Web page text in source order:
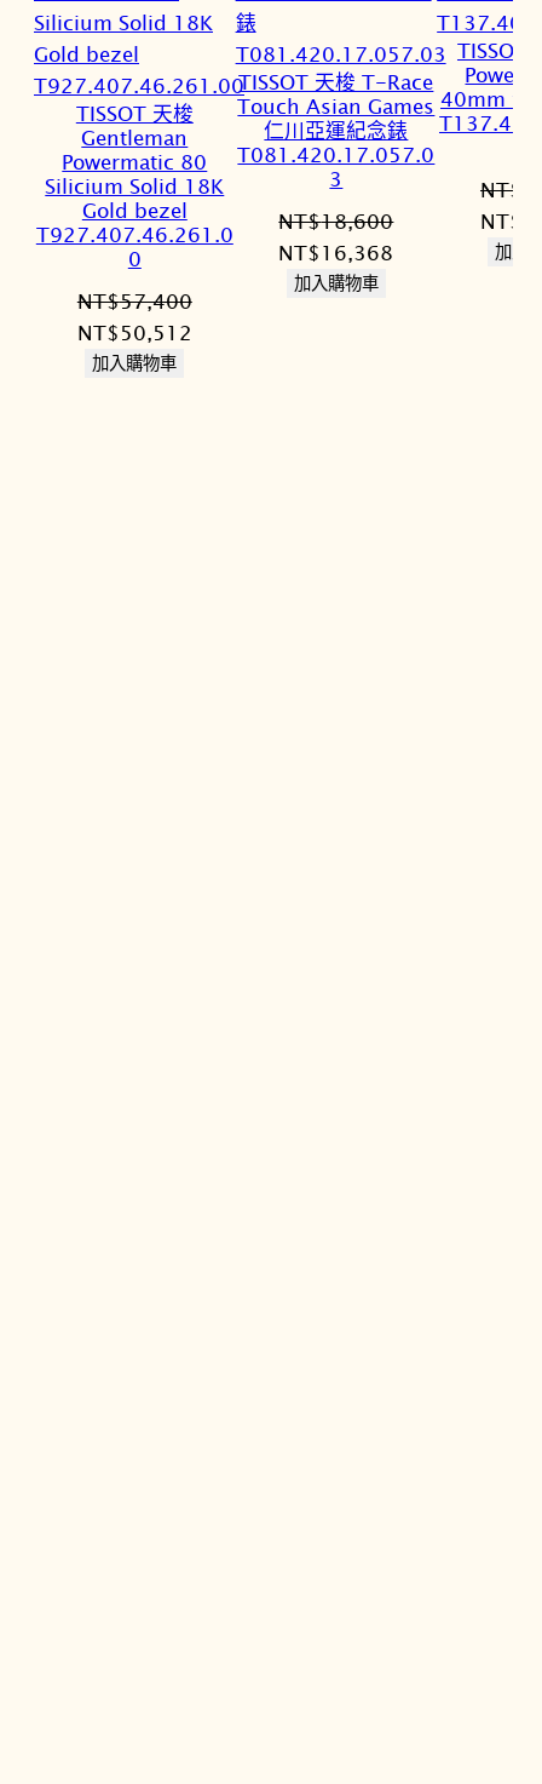
TISSOT 天梭
Gentleman
Powermatic 80
Silicium Solid 18K
Gold bezel
T927.407.46.261.0
0
NT$57,400
原
始
NT$50,512
加入購物車
TISSOT 天梭 T-Race
Touch Asian Games
仁川亞運紀念錶
T081.420.17.057.0
3
NT$18,600
原
始
NT$16,368
加入購物車
TISSOT
40mm 海
NT$
原
始
NT$
加入